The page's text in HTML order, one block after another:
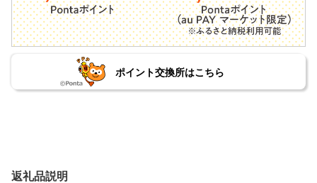
ポイント交換所はこちら
返礼品説明